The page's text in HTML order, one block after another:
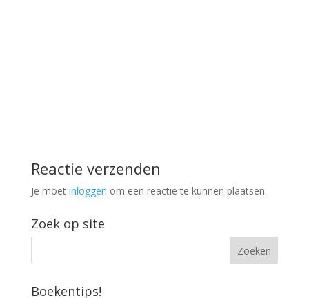
Reactie verzenden
Je moet inloggen om een reactie te kunnen plaatsen.
Zoek op site
Boekentips!